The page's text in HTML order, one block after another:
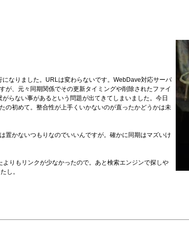
なりました。URLは変わらないです。WebDave対応サーバ
、元々同期関係でその更新タイミングや削除されたファイ
らない事があるという問題が出てきてしまいました。今日
の初めて。整合性が上手くいかないのが直ったかどうかは未
置かないつもりなのでいいんですが。確かに同期はマズいけ
りもリンクが少なかったので。あと検索エンジンで探しや
し。